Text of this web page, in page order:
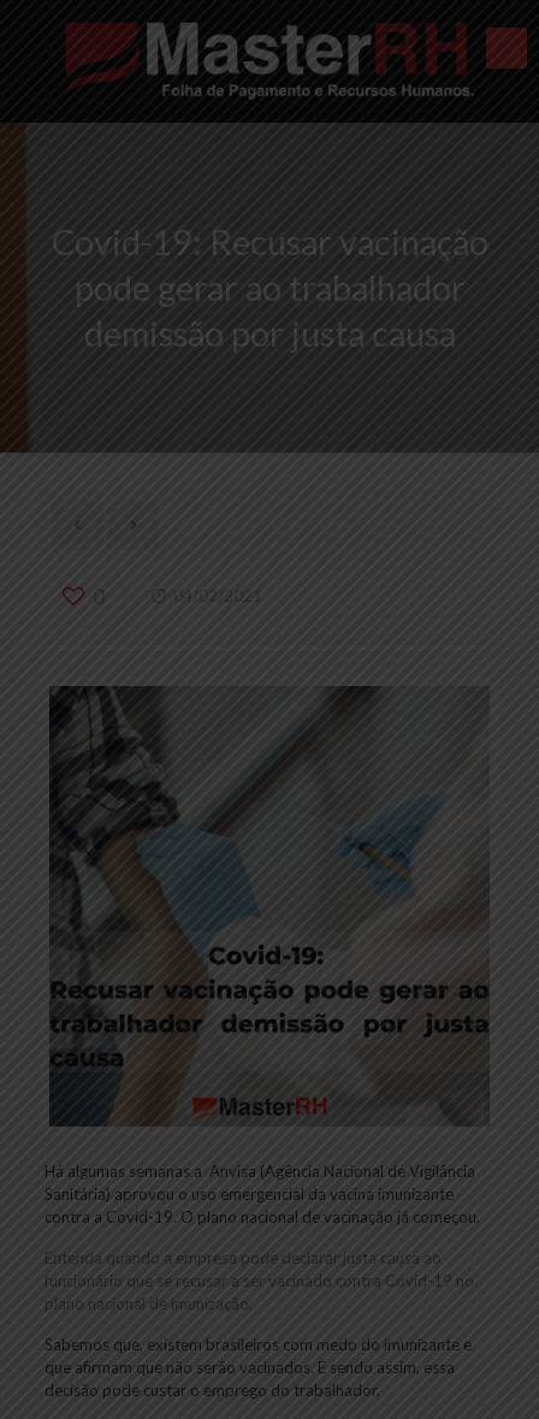
Covid-19: Recusar vacinação
pode gerar ao trabalhador
demissão por justa causa
0 04/02/2021
Há algumas semanas a Anvisa (Agência Nacional de Vigilância
Sanitária) aprovou o uso emergencial da vacina imunizante
contra a Covid-19. O plano nacional de vacinação já começou.
Entenda quando a empresa pode declarar justa causa ao
funcionário que se recusar a ser vacinado contra Covid-19 no
plano nacional de imunização.
Sabemos que, existem brasileiros com medo do imunizante e
que afirmam que não serão vacinados. E sendo assim, essa
decisão pode custar o emprego do trabalhador.